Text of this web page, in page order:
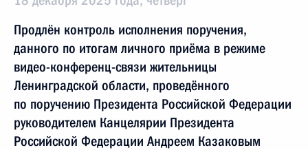
Продлён контроль исполнения поручения,
данного по итогам личного приёма в режиме
видео-конференц-связи жительницы
Ленинградской области, проведённого
по поручению Президента Российской Федерации
руководителем Канцелярии Президента
Российской Федерации Андреем Казаковым